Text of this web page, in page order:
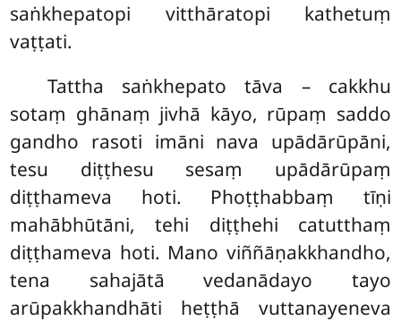
saṅkhepatopi vitthāratopi kathetuṃ
vaṭṭati.
Tattha saṅkhepato tāva – cakkhu
sotaṃ ghānaṃ jivhā kāyo, rūpaṃ saddo
gandho rasoti imāni nava upādārūpāni,
tesu diṭṭhesu sesaṃ upādārūpaṃ
diṭṭhameva hoti. Phoṭṭhabbaṃ tīṇi
mahābhūtāni, tehi diṭṭhehi catutthaṃ
diṭṭhameva hoti. Mano viññāṇakkhandho,
tena sahajātā vedanādayo tayo
arūpakkhandhāti heṭṭhā vuttanayeneva